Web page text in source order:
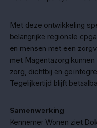
Met deze ontwikkeling
belangrijke regionale
en mensen met een
met Magentazorg
zorg, dichtbij en
Tegelijkertijd blijft
Samenwerking
Kennemer Wonen ziet